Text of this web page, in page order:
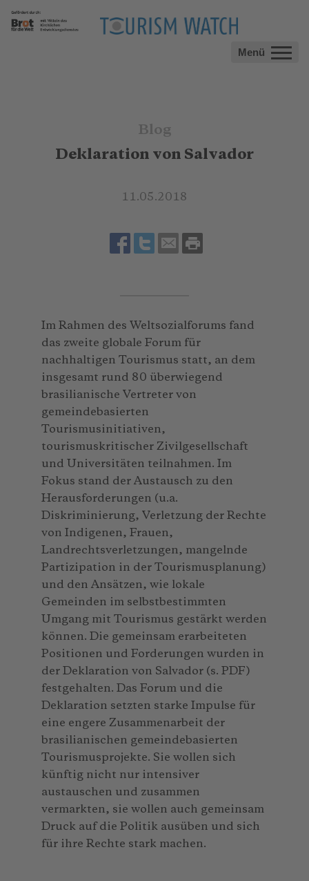
Menü
Blog
Deklaration von Salvador
11.05.2018
Im Rahmen des Weltsozialforums fand
das zweite globale Forum für
nachhaltigen Tourismus statt, an dem
insgesamt rund 80 überwiegend
brasilianische Vertreter von
gemeindebasierten
Tourismusinitiativen,
tourismuskritischer Zivilgesellschaft
und Universitäten teilnahmen. Im
Fokus stand der Austausch zu den
Herausforderungen (u.a.
Diskriminierung, Verletzung der Rechte
von Indigenen, Frauen,
Landrechtsverletzungen, mangelnde
Partizipation in der Tourismusplanung)
und den Ansätzen, wie lokale
Gemeinden im selbstbestimmten
Umgang mit Tourismus gestärkt werden
können. Die gemeinsam erarbeiteten
Positionen und Forderungen wurden in
der Deklaration von Salvador (s. PDF)
festgehalten. Das Forum und die
Deklaration setzten starke Impulse für
eine engere Zusammenarbeit der
brasilianischen gemeindebasierten
Tourismusprojekte. Sie wollen sich
künftig nicht nur intensiver
austauschen und zusammen
vermarkten, sie wollen auch gemeinsam
Druck auf die Politik ausüben und sich
für ihre Rechte stark machen.